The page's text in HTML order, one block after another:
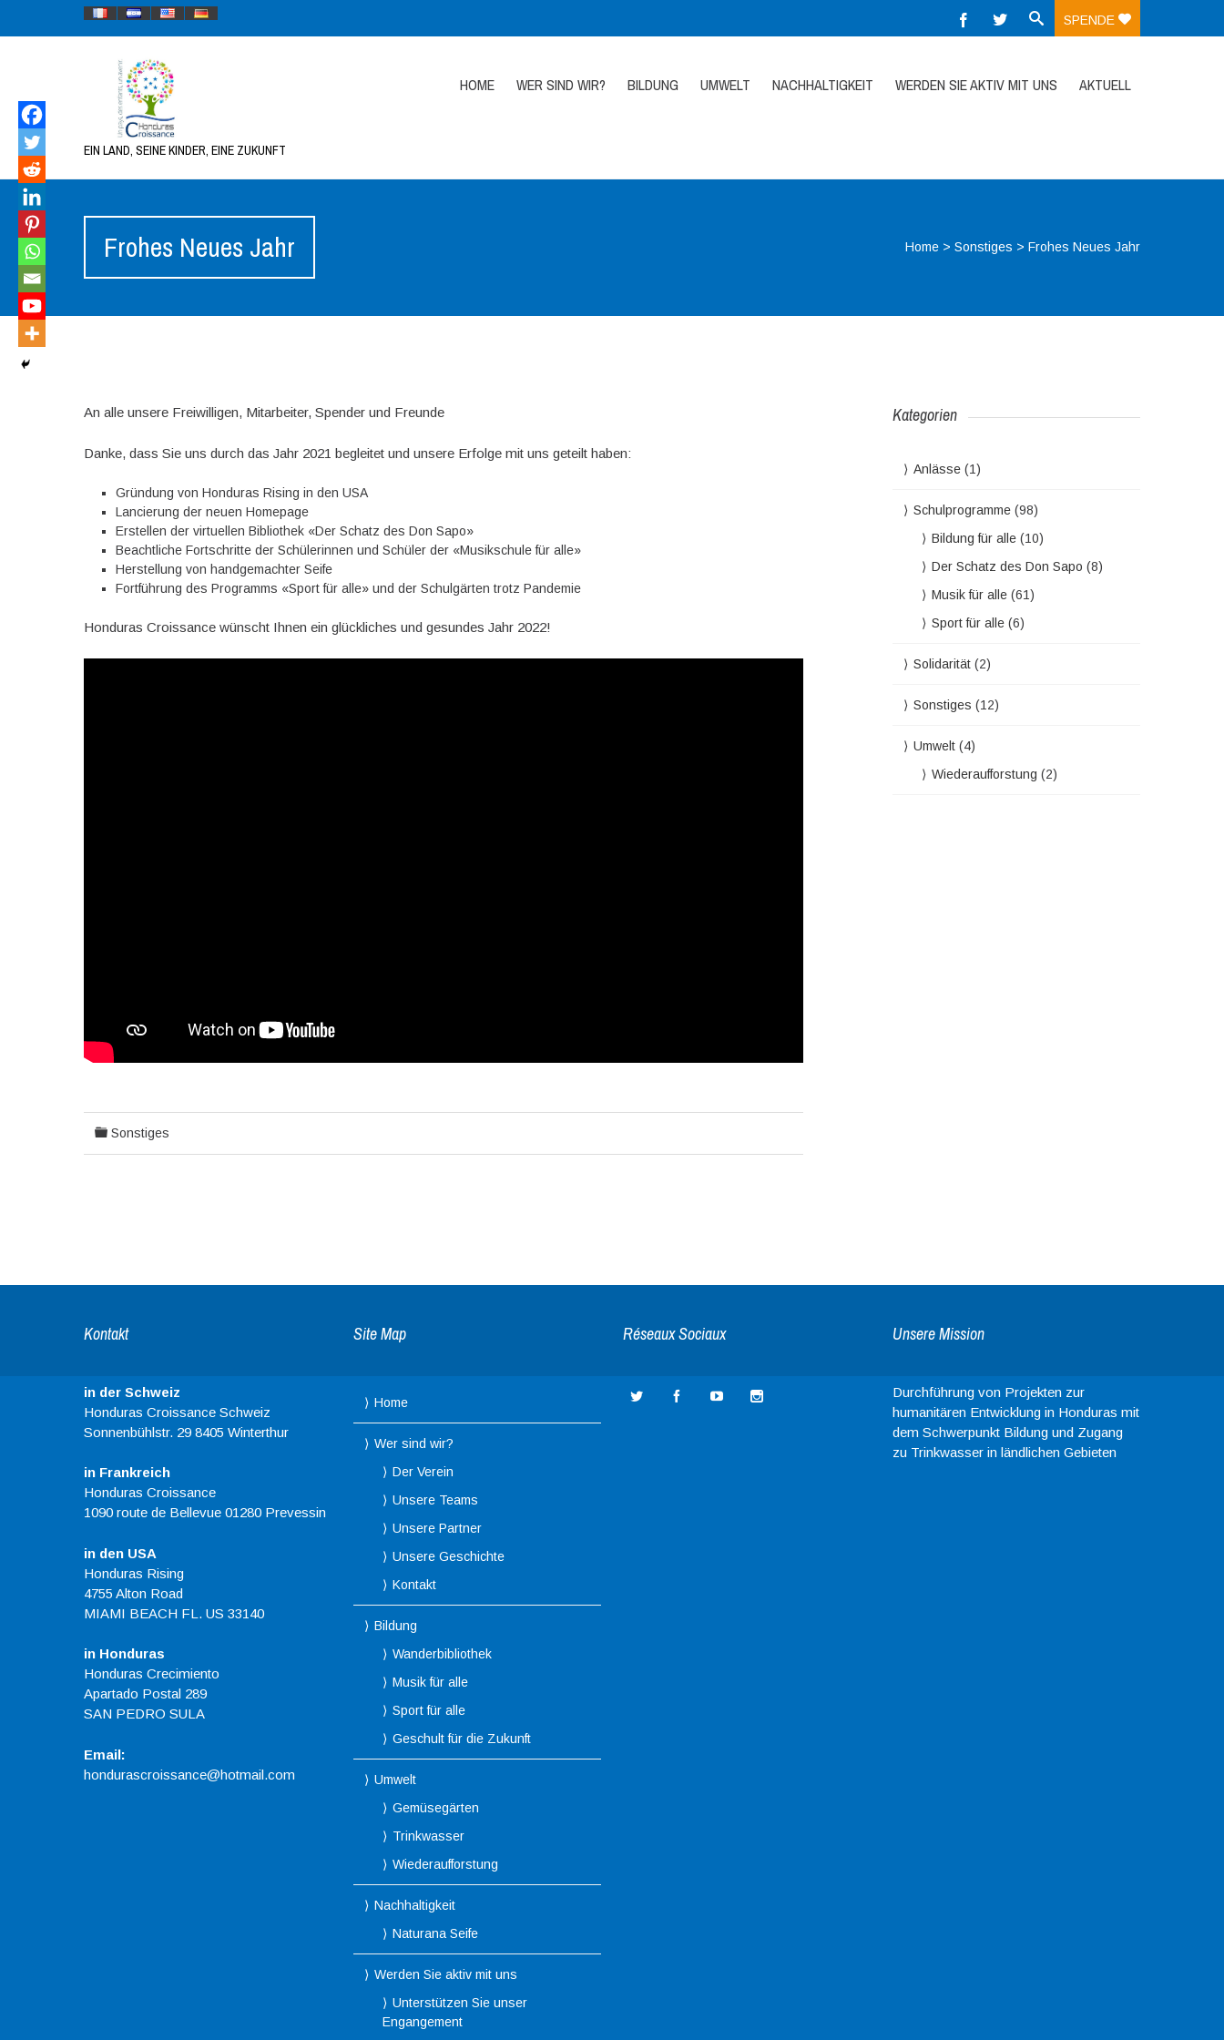
SPENDE
EIN LAND, SEINE KINDER, EINE ZUKUNFT
HOME WER SIND WIR? BILDUNG UMWELT NACHHALTIGKEIT WERDEN SIE AKTIV MIT UNS AKTUELL
Frohes Neues Jahr Home >Sonstiges >Frohes Neues Jahr
An alle unsere Freiwilligen, Mitarbeiter, Spender und Freunde
Danke, dass Sie uns durch das Jahr 2021 begleitet und unsere Erfolge mit uns geteilt haben:
Gründung von Honduras Rising in den USA
Lancierung der neuen Homepage
Erstellen der virtuellen Bibliothek «Der Schatz des Don Sapo»
Beachtliche Fortschritte der Schülerinnen und Schüler der «Musikschule für alle»
Herstellung von handgemachter Seife
Fortführung des Programms «Sport für alle» und der Schulgärten trotz Pandemie
Honduras Croissance wünscht Ihnen ein glückliches und gesundes Jahr 2022!
Sonstiges
Kategorien
Anlässe(1)
Schulprogramme(98)
Bildung für alle(10)
Der Schatz des Don Sapo (8)
Musik für alle(61)
Sport für alle(6)
Solidarität(2)
Sonstiges (12)
Umwelt(4)
Wiederaufforstung (2)
Kontakt
in der Schweiz
Honduras Croissance Schweiz
Sonnenbühlstr. 29 8405 Winterthur
in Frankreich
Honduras Croissance
1090 route de Bellevue 01280 Prevessin
in den USA
Honduras Rising
4755 Alton Road
MIAMI BEACH FL. US 33140
in Honduras
Honduras Crecimiento
Apartado Postal 289
SAN PEDRO SULA
Email:
hondurascroissance@hotmail.com
Site Map
Home
Wer sind wir?
Der Verein
Unsere Teams
Unsere Partner
Unsere Geschichte
Kontakt
Bildung
Wanderbibliothek
Musik für alle
Sport für alle
Geschult für die Zukunft
Umwelt
Gemüsegärten
Trinkwasser
Wiederaufforstung
Nachhaltigkeit
Naturana Seife
Werden Sie aktiv mit uns
Unterstützen Sie unser
Engangement
Réseaux Sociaux Unsere Mission
Durchführung von Projekten zur
humanitären Entwicklung in Honduras mit
dem Schwerpunkt Bildung und Zugang
zu Trinkwasser in ländlichen Gebieten